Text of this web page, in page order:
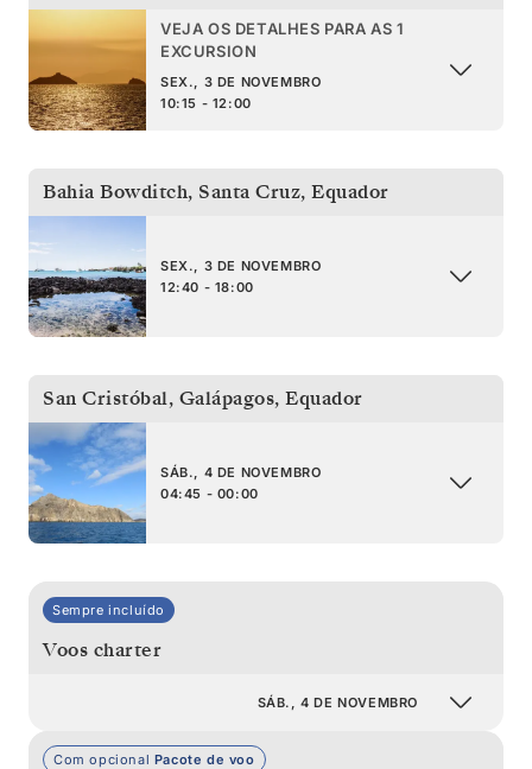
VEJA OS DETALHES PARA AS 1
EXCURSION
SEX., 3 DE NOVEMBRO
10:15 - 12:00
Bahia Bowditch, Santa Cruz, Equador
SEX., 3 DE NOVEMBRO
12:40 - 18:00
San Cristóbal, Galápagos, Equador
SÁB., 4 DE NOVEMBRO
04:45 - 00:00
Sempre incluído
Voos charter
SÁB., 4 DE NOVEMBRO
Com opcional Pacote de voo